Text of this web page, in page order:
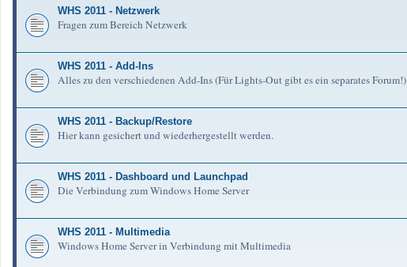
WHS 2011 - Netzwerk
Fragen zum Bereich Netzwerk
WHS 2011 - Add-Ins
Alles zu den verschiedenen Add-Ins (Für Lights-Out gibt es ein separates Forum!)
WHS 2011 - Backup/Restore
Hier kann gesichert und wiederhergestellt werden.
WHS 2011 - Dashboard und Launchpad
Die Verbindung zum Windows Home Server
WHS 2011 - Multimedia
Windows Home Server in Verbindung mit Multimedia